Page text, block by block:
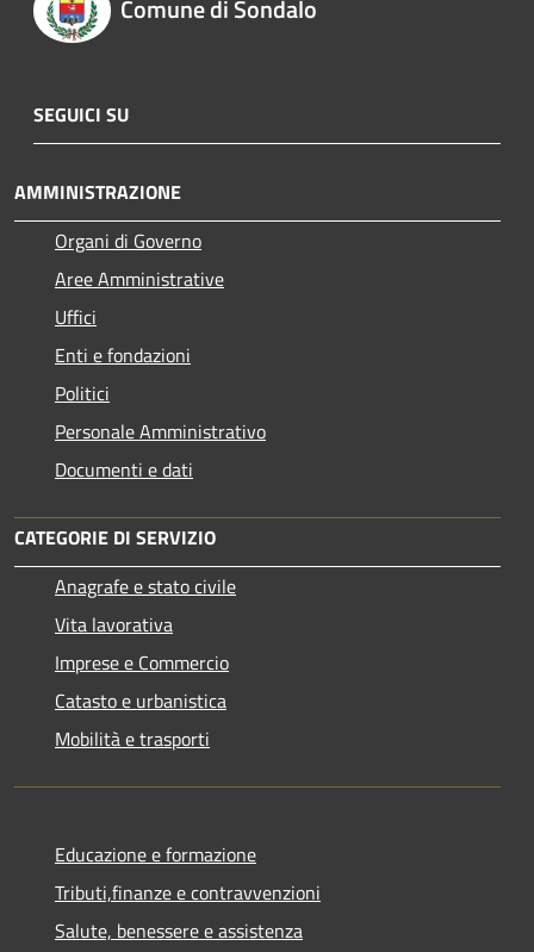
Comune di Sondalo
SEGUICI SU
AMMINISTRAZIONE
Organi di Governo
Aree Amministrative
Uffici
Enti e fondazioni
Politici
Personale Amministrativo
Documenti e dati
CATEGORIE DI SERVIZIO
Anagrafe e stato civile
Vita lavorativa
Imprese e Commercio
Catasto e urbanistica
Mobilità e trasporti
Educazione e formazione
Tributi,finanze e contravvenzioni
Salute, benessere e assistenza